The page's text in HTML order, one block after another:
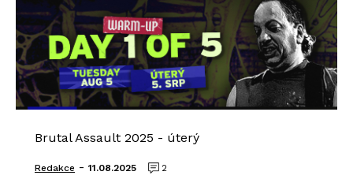
Brutal Assault 2025 - úterý
Redakce - 11.08.2025 2